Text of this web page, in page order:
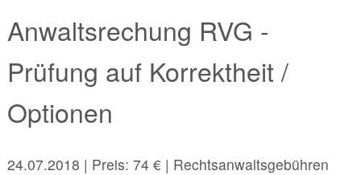
Anwaltsrechung RVG -
Prüfung auf Korrektheit /
Optionen
24.07.2018 | Preis: 74 € | Rechtsanwaltsgebühren